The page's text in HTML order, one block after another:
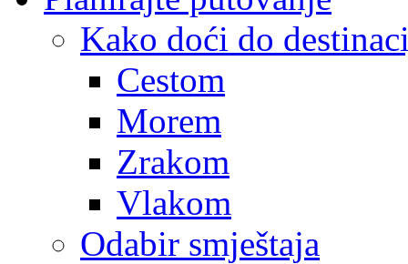
Kako doći do
Cestom
Morem
Zrakom
Vlakom
Odabir smještaja